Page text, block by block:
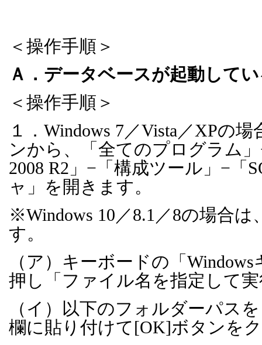
＜操作手順＞
Ａ．データベースが起動して
＜操作手順＞
１． Windows 7／Vista ／XPの場
ンから、「全てのプログラム
2008 R2 」−「構成ツール」−「
ャ」を開きます。
※Windows 10 ／8.1 ／8の場合は
す。
（ア）キーボードの「 Windows
押し「ファイル名を指定して
（イ）以下のフォルダーパス
欄に貼り付けて[OK]ボタンを